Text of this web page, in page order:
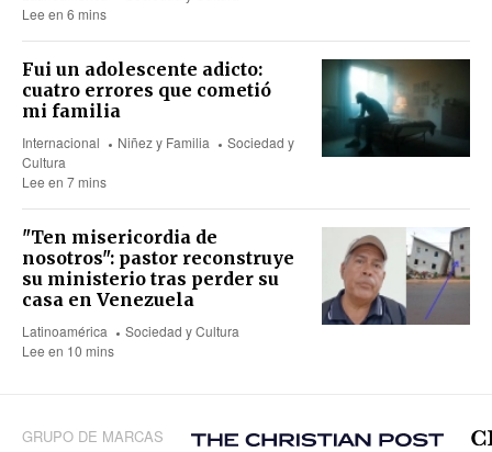
Lee en 6 mins
Fui un adolescente adicto:
cuatro errores que cometió
mi familia
Internacional Niñez y Familia
Sociedad y
Cultura
Lee en 7 mins
"Ten misericordia de
nosotros": pastor reconstruye
su ministerio tras perder su
casa en Venezuela
Latinoamérica
Sociedad y Cultura
Lee en 10 mins
GRUPO DE MARCAS